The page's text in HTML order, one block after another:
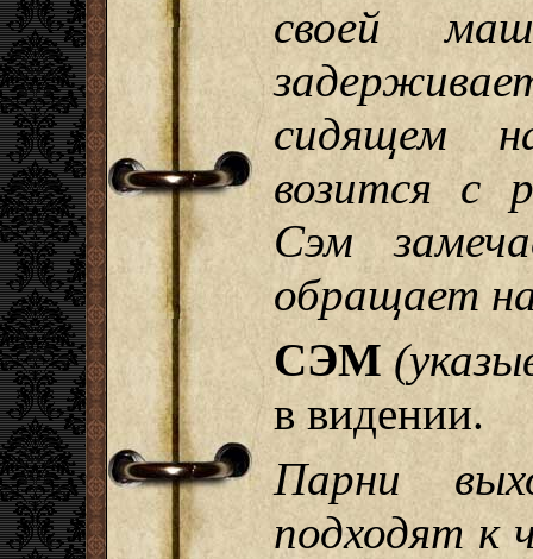
своей
сидящем
возится с
Сэм
обращает
СЭМ
в видении.
Парни
подходят к